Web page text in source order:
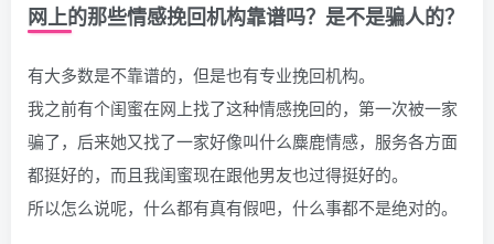
网上的那些情感挽回机构靠谱吗？是不是骗人的？
有大多数是不靠谱的，但是也有专业挽回机构。
我之前有个闺蜜在网上找了这种情感挽回的，第一次被一家
骗了，后来她又找了一家好像叫什么麋鹿情感，服务各方面
都挺好的，而且我闺蜜现在跟他男友也过得挺好的。
所以怎么说呢，什么都有真有假吧，什么事都不是绝对的。